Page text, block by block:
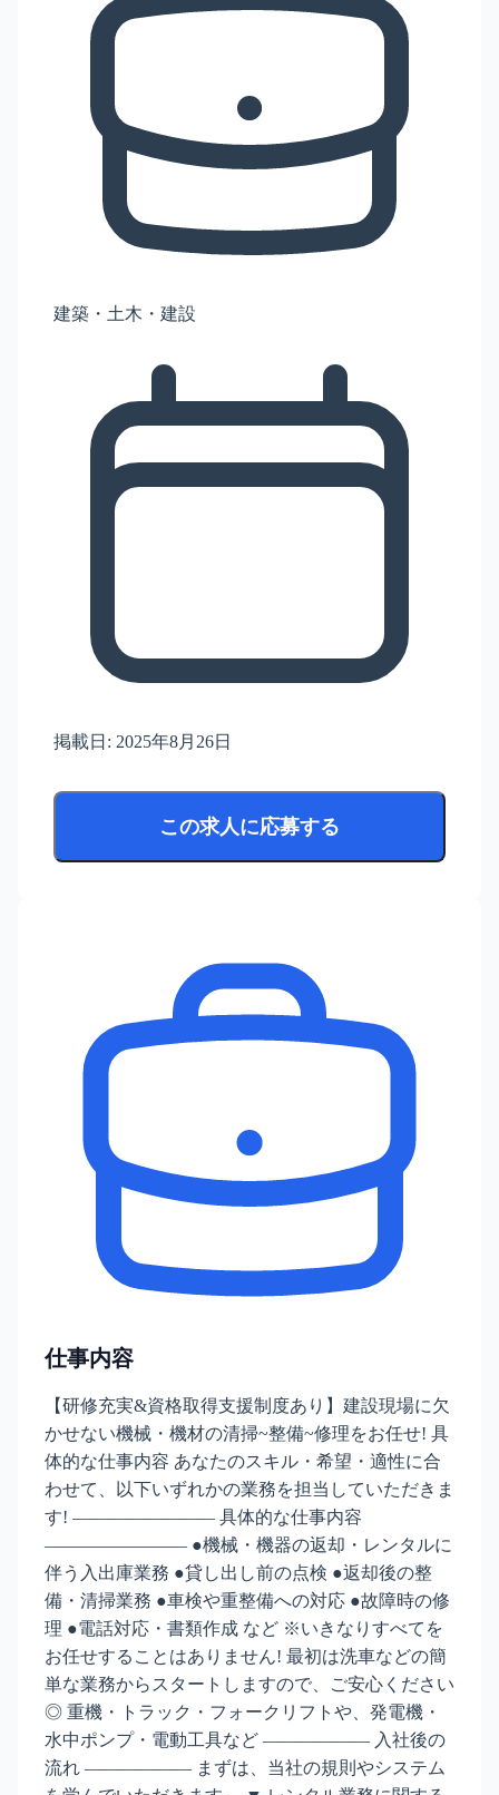
建築・土木・建設
掲載日: 2025年8月26日
この求人に応募する
仕事内容
【研修充実&資格取得支援制度あり】建設現場に欠
かせない機械・機材の清掃~整備~修理をお任せ! 具
体的な仕事内容 あなたのスキル・希望・適性に合
わせて、以下いずれかの業務を担当していただきま
す! ―――――――― 具体的な仕事内容
―――――――― ●機械・機器の返却・レンタルに
伴う入出庫業務 ●貸し出し前の点検 ●返却後の整
備・清掃業務 ●車検や重整備への対応 ●故障時の修
理 ●電話対応・書類作成 など ※いきなりすべてを
お任せすることはありません! 最初は洗車などの簡
単な業務からスタートしますので、ご安心ください
◎ 重機・トラック・フォークリフトや、発電機・
水中ポンプ・電動工具など ―――――― 入社後の
流れ ―――――― まずは、当社の規則やシステム